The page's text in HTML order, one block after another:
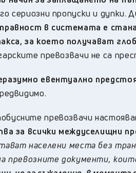
сериозни пропуски и
в системата е
за което получават
превозвачи не са
евентуално
превозвачи
за всички междуселищни
населени места без
превозните документи,